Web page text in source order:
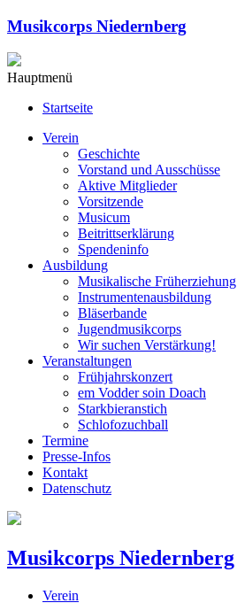
Musikcorps Niedernberg
Hauptmenü
Startseite
Verein
Geschichte
Vorstand und Ausschüsse
Aktive Mitglieder
Vorsitzende
Musicum
Beitrittserklärung
Spendeninfo
Ausbildung
Musikalische Früherziehung
Instrumentenausbildung
Bläserbande
Jugendmusikcorps
Wir suchen Verstärkung!
Veranstaltungen
Frühjahrskonzert
em Vodder soin Doach
Starkbieranstich
Schlofozuchball
Termine
Presse-Infos
Kontakt
Datenschutz
Musikcorps Niedernberg
Verein